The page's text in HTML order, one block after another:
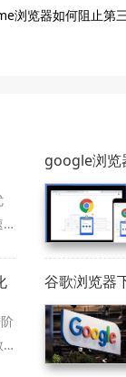
浏览器如何阻止第
google浏览
谷歌浏览器